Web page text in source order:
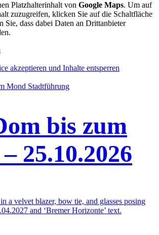
Platzhalterinhalt von Google Maps. Um auf
zuzugreifen, klicken Sie auf die Schaltfläche
Sie, dass dabei Daten an Drittanbieter
akzeptieren und Inhalte entsperren
bis zum
25.10.2026